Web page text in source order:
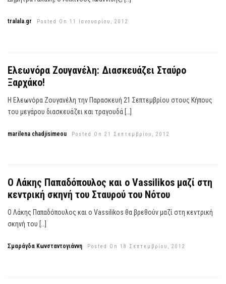
tralala.gr Posted On 11 Ιανουαρίου, 2012
Ελεωνόρα Ζουγανέλη: Διασκευάζει Σταύρο
Ξαρχάκο!
Η Ελεωνόρα Ζουγανέλη την Παρασκευή 21 Σεπτεμβρίου στους Κήπους
του μεγάρου διασκευάζει και τραγουδά […]
marilena chadjisimeou Posted On 21 Σεπτεμβρίου, 2012
Ο Λάκης Παπαδόπουλος και ο Vassilikos μαζί στη
κεντρική σκηνή του Σταυρού του Νότου
Ο Λάκης Παπαδόπουλος και ο Vassilikos θα βρεθούν μαζί στη κεντρική
σκηνή του […]
Σμαράγδα Κωνσταντογιάννη Posted On 18 Σεπτεμβρίου, 2012